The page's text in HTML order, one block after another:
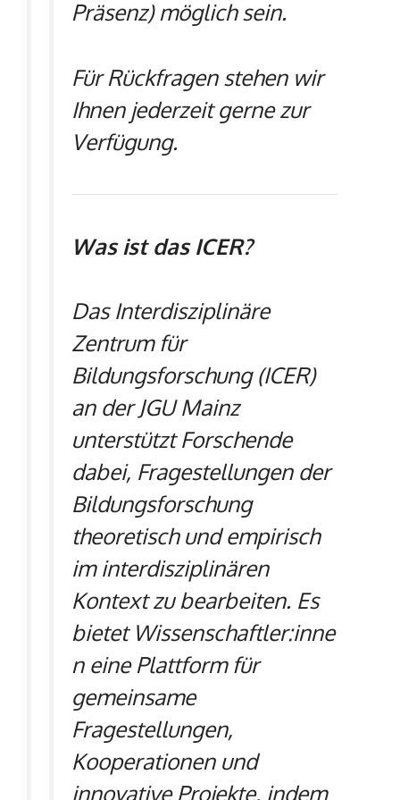
Präsenz) möglich sein.
Für Rückfragen stehen wir
Ihnen jederzeit gerne zur
Verfügung.
Was ist das ICER?
Das Interdisziplinäre
Zentrum für
Bildungsforschung (ICER)
an der JGU Mainz
unterstützt Forschende
dabei, Fragestellungen der
Bildungsforschung
theoretisch und empirisch
im interdisziplinären
Kontext zu bearbeiten. Es
bietet Wissenschaftler:inne
n eine Plattform für
gemeinsame
Fragestellungen,
Kooperationen und
innovative Projekte, indem